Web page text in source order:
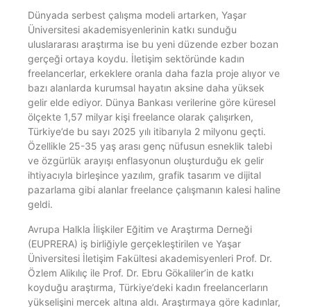
Dünyada serbest çalışma modeli artarken, Yaşar
Üniversitesi akademisyenlerinin katkı sunduğu
uluslararası araştırma ise bu yeni düzende ezber bozan
gerçeği ortaya koydu. İletişim sektöründe kadın
freelancerlar, erkeklere oranla daha fazla proje alıyor ve
bazı alanlarda kurumsal hayatın aksine daha yüksek
gelir elde ediyor. Dünya Bankası verilerine göre küresel
ölçekte 1,57 milyar kişi freelance olarak çalışırken,
Türkiye’de bu sayı 2025 yılı itibarıyla 2 milyonu geçti.
Özellikle 25-35 yaş arası genç nüfusun esneklik talebi
ve özgürlük arayışı enflasyonun oluşturduğu ek gelir
ihtiyacıyla birleşince yazılım, grafik tasarım ve dijital
pazarlama gibi alanlar freelance çalışmanın kalesi haline
geldi.
Avrupa Halkla İlişkiler Eğitim ve Araştırma Derneği
(EUPRERA) iş birliğiyle gerçekleştirilen ve Yaşar
Üniversitesi İletişim Fakültesi akademisyenleri Prof. Dr.
Özlem Alikılıç ile Prof. Dr. Ebru Gökaliler’in de katkı
koyduğu araştırma, Türkiye’deki kadın freelancerların
yükselişini mercek altına aldı. Araştırmaya göre kadınlar,